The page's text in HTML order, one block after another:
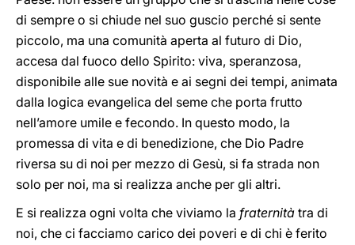
di sempre o si chiude nel suo guscio perché si sente
piccolo, ma una comunità aperta al futuro di Dio,
accesa dal fuoco dello Spirito: viva, speranzosa,
disponibile alle sue novità e ai segni dei tempi, animata
dalla logica evangelica del seme che porta frutto
nell’amore umile e fecondo. In questo modo, la
promessa di vita e di benedizione, che Dio Padre
riversa su di noi per mezzo di Gesù, si fa strada non
solo per noi, ma si realizza anche per gli altri.
E si realizza ogni volta che viviamo la fraternità tra di
noi, che ci facciamo carico dei poveri e di chi è ferito